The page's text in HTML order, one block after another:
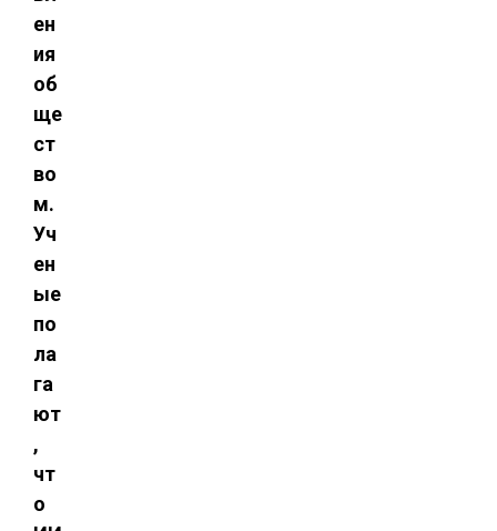
ен
ия
об
ще
ст
во
м.
Уч
ен
ые
по
ла
га
ют
,
чт
о